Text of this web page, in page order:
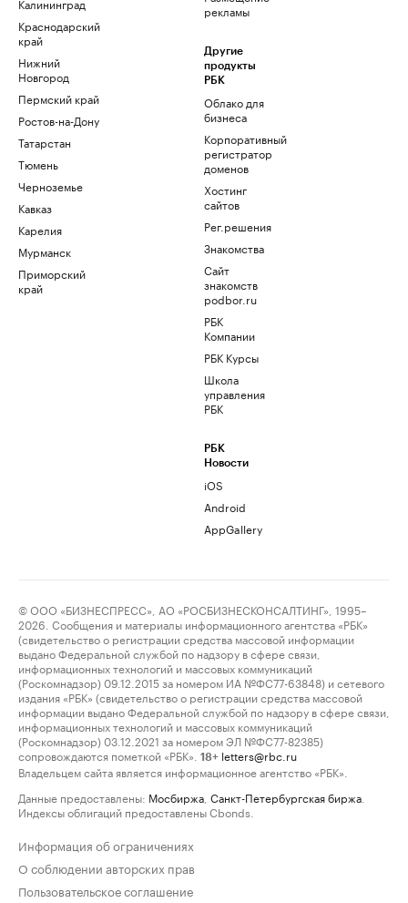
Краснодарский
край
Нижний
Новгород
Пермский край
Ростов-на-Дону
Татарстан
Тюмень
Черноземье
Кавказ
Карелия
Мурманск
Приморский
край
рекламы
Другие
продукты
РБК
Облако для
бизнеса
Корпоративный
регистратор
доменов
Хостинг
сайтов
Рег.решения
Знакомства
Сайт
знакомств
podbor.ru
РБК
Компании
РБК Курсы
Школа
управления
РБК
РБК
Новости
iOS
Android
AppGallery
© ООО «БИЗНЕСПРЕСС», АО «РОСБИЗНЕСКОНСАЛТИНГ», 1995–
2026. Сообщения и материалы информационного агентства «РБК»
(свидетельство о регистрации средства массовой информации
выдано Федеральной службой по надзору в сфере связи,
информационных технологий и массовых коммуникаций
(Роскомнадзор) 09.12.2015 за номером ИА №ФС77-63848) и сетевого
издания «РБК» (свидетельство о регистрации средства массовой
информации выдано Федеральной службой по надзору в сфере связи,
информационных технологий и массовых коммуникаций
(Роскомнадзор) 03.12.2021 за номером ЭЛ №ФС77-82385)
сопровождаются пометкой «РБК».
18+ letters@rbc.ru
Владельцем сайта является информационное агентство «РБК».
Данные предоставлены: Мосбиржа Санкт-Петербургская биржа
Индексы облигаций предоставлены Cbonds.
Информация об ограничениях
О соблюдении авторских прав
Пользовательское соглашение